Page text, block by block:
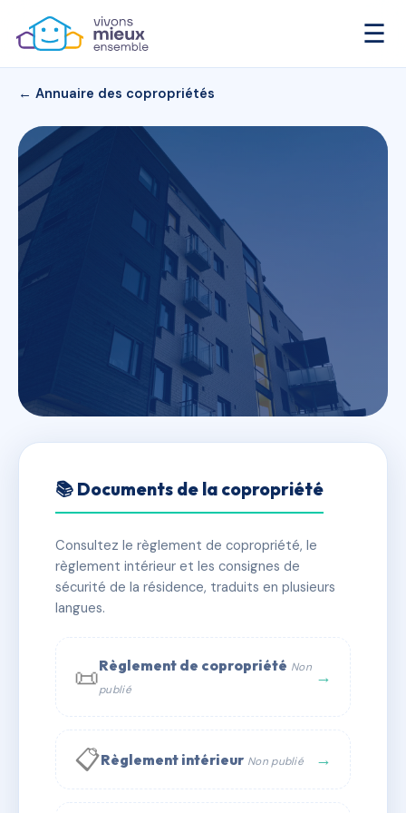
☰
← Annuaire des copropriétés
SDC 13/15 FRAISSINET
✓ Immatriculée 🏠 17 lots 🏗 2 bâtiment(s)
📞 Contacter Syndic Digital
📚 Documents de la copropriété
Consultez le règlement de copropriété, le
règlement intérieur et les consignes de
sécurité de la résidence, traduits en plusieurs
langues.
📜Règlement de copropriété Non
publié
→
📋Règlement intérieur Non publié →